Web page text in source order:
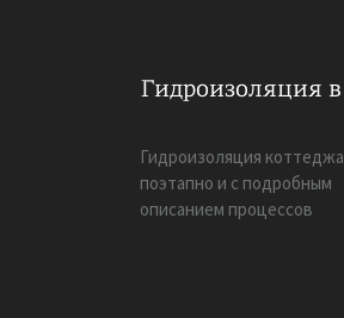
Гидроизоляция коттеджа
поэтапно и с подробным
описанием процессов